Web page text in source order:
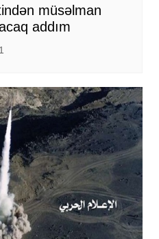
müsəlman
addım